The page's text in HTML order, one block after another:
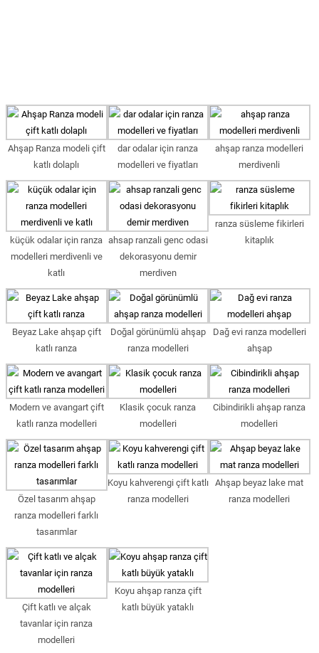
Ahşap Ranza modeli çift
katlı dolaplı
dar odalar için ranza
modelleri ve fiyatları
ahşap ranza modelleri
merdivenli
küçük odalar için ranza
modelleri merdivenli ve
katlı
ahsap ranzali genc odasi
dekorasyonu demir
merdiven
ranza süsleme fikirleri
kitaplık
Beyaz Lake ahşap çift
katlı ranza
Doğal görünümlü ahşap
ranza modelleri
Dağ evi ranza modelleri
ahşap
Modern ve avangart çift
katlı ranza modelleri
Klasik çocuk ranza
modelleri
Cibindirikli ahşap ranza
modelleri
Özel tasarım ahşap
ranza modelleri farklı
tasarımlar
Koyu kahverengi çift katlı
ranza modelleri
Ahşap beyaz lake mat
ranza modelleri
Çift katlı ve alçak
tavanlar için ranza
modelleri
Koyu ahşap ranza çift
katlı büyük yataklı